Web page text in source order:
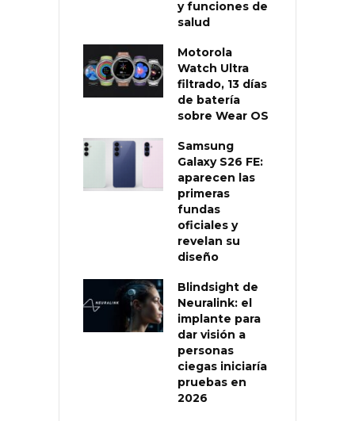
y funciones de
salud
Motorola
Watch Ultra
filtrado, 13 días
de batería
sobre Wear OS
Samsung
Galaxy S26 FE:
aparecen las
primeras
fundas
oficiales y
revelan su
diseño
Blindsight de
Neuralink: el
implante para
dar visión a
personas
ciegas iniciaría
pruebas en
2026